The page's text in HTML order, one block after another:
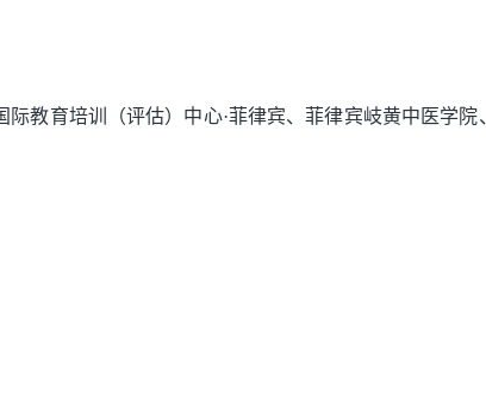
教育培训（评估）中心·菲律宾、菲律宾岐黄中医学院